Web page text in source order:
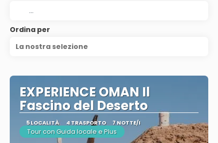
Ordina per
La nostra selezione
EXPERIENCE OMAN Il
Fascino del Deserto
5 LOCALITÀ 4 TRASPORTO 7 NOTTE/I
Tour con Guida locale e Plus